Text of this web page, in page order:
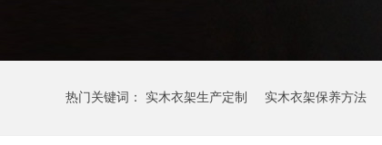
热门关键词： 实木衣架生产定制 实木衣架保养方法